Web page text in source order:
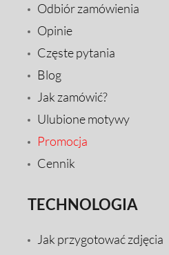
Odbiór zamówienia
Opinie
Częste pytania
Blog
Jak zamówić?
Ulubione motywy
Promocja
Cennik
TECHNOLOGIA
Jak przygotować zdjęcia